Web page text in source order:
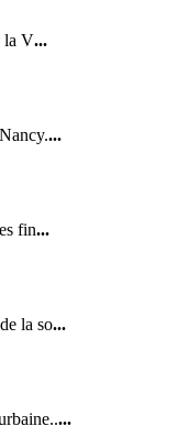
la V...
...
fin...
la so...
...